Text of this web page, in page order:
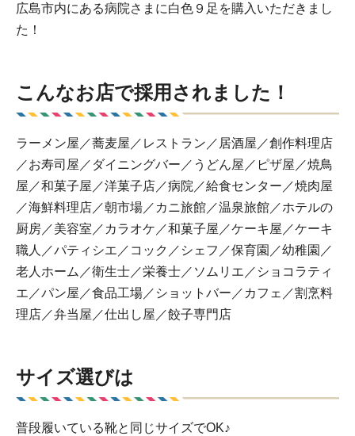
広島市内にある病院さまに白色９足を購入いただきまし
た！
こんなお店で採用されました！
ラーメン屋／蕎麦屋／レストラン／居酒屋／創作料理店
／お寿司屋／ダイニングバー／うどん屋／ピザ屋／焼鳥
屋／和菓子屋／洋菓子店／病院／給食センター／焼肉屋
／海鮮料理店／朝市場／カニ旅館／温泉旅館／ホテルの
厨房／美容室／カラオケ／和菓子屋／ケーキ屋／ケーキ
職人／パティシエ／コック／シェフ／保育園／幼稚園／
老人ホーム／衛生士／栄養士／ソムリエ／ショコラティ
エ／パン屋／食品工場／ショットバー／カフェ／割烹料
理店／弁当屋／仕出し屋／餃子専門店
サイズ選びは
普段履いている靴と同じサイズでOK♪